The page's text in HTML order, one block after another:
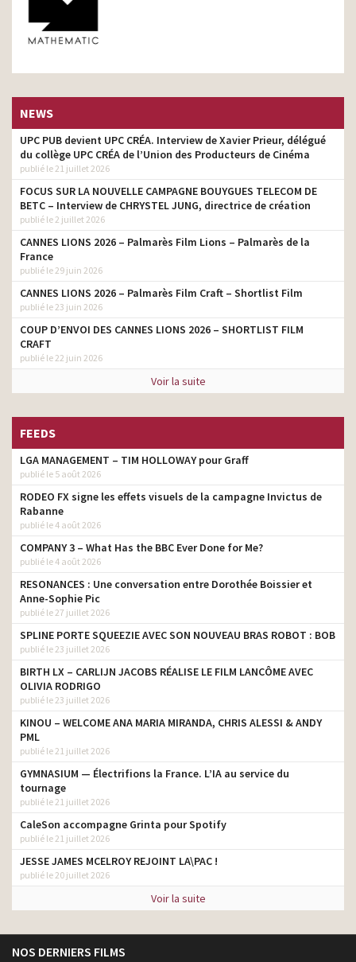
NEWS
UPC PUB devient UPC CRÉA. Interview de Xavier Prieur, délégué
du collège UPC CRÉA de l’Union des Producteurs de Cinéma
publié le 21 juillet 2026
FOCUS SUR LA NOUVELLE CAMPAGNE BOUYGUES TELECOM DE
BETC – Interview de CHRYSTEL JUNG, directrice de création
publié le 2 juillet 2026
CANNES LIONS 2026 – Palmarès Film Lions – Palmarès de la
France
publié le 29 juin 2026
CANNES LIONS 2026 – Palmarès Film Craft – Shortlist Film
publié le 23 juin 2026
COUP D’ENVOI DES CANNES LIONS 2026 – SHORTLIST FILM
CRAFT
publié le 22 juin 2026
Voir la suite
FEEDS
LGA MANAGEMENT – TIM HOLLOWAY pour Graff
publié le 5 août 2026
RODEO FX signe les effets visuels de la campagne Invictus de
Rabanne
publié le 4 août 2026
COMPANY 3 – What Has the BBC Ever Done for Me?
publié le 4 août 2026
RESONANCES : Une conversation entre Dorothée Boissier et
Anne-Sophie Pic
publié le 27 juillet 2026
SPLINE PORTE SQUEEZIE AVEC SON NOUVEAU BRAS ROBOT : BOB
publié le 23 juillet 2026
BIRTH LX – CARLIJN JACOBS RÉALISE LE FILM LANCÔME AVEC
OLIVIA RODRIGO
publié le 23 juillet 2026
KINOU – WELCOME ANA MARIA MIRANDA, CHRIS ALESSI & ANDY
PML
publié le 21 juillet 2026
GYMNASIUM — Électrifions la France. L’IA au service du
tournage
publié le 21 juillet 2026
CaleSon accompagne Grinta pour Spotify
publié le 21 juillet 2026
JESSE JAMES MCELROY REJOINT LA\PAC !
publié le 20 juillet 2026
Voir la suite
NOS DERNIERS FILMS